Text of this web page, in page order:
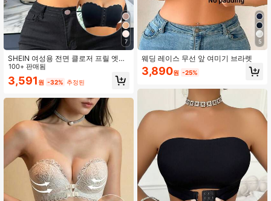
4.93 1.1M 팔로워
4.93 1.1M 팔로워
7
SHEIN 여성용 전면 클로저 프릴 엣지
가볍게 패딩된 푸시업 브라
100+ 판매됨
3,591 원 -32% 추정된
5
웨딩 레이스 무선 앞 여미기 브라렛
3,890원 -25%